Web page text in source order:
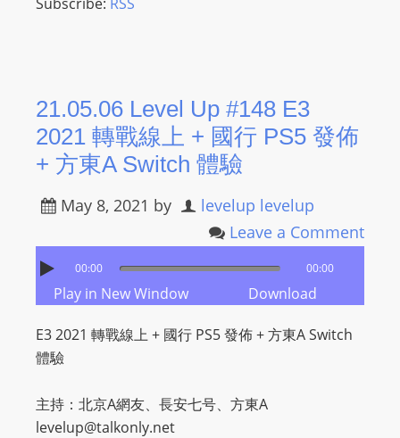
21.05.06 Level Up #148 E3
2021 轉戰線上 + 國行 PS5 發佈
+ 方東A Switch 體驗
May 8, 2021 by
levelup levelup
Leave a Comment
00:00 00:00
Play in New Window Download
E3 2021 轉戰線上 + 國行 PS5 發佈 + 方東A Switch
體驗
主持：北京A網友、長安七号、方東A
levelup@talkonly.net